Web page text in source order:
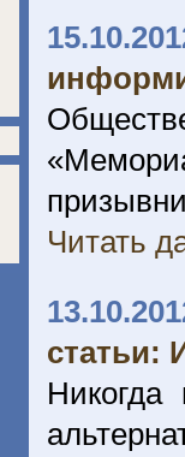
Читать
статьи:
Никогда